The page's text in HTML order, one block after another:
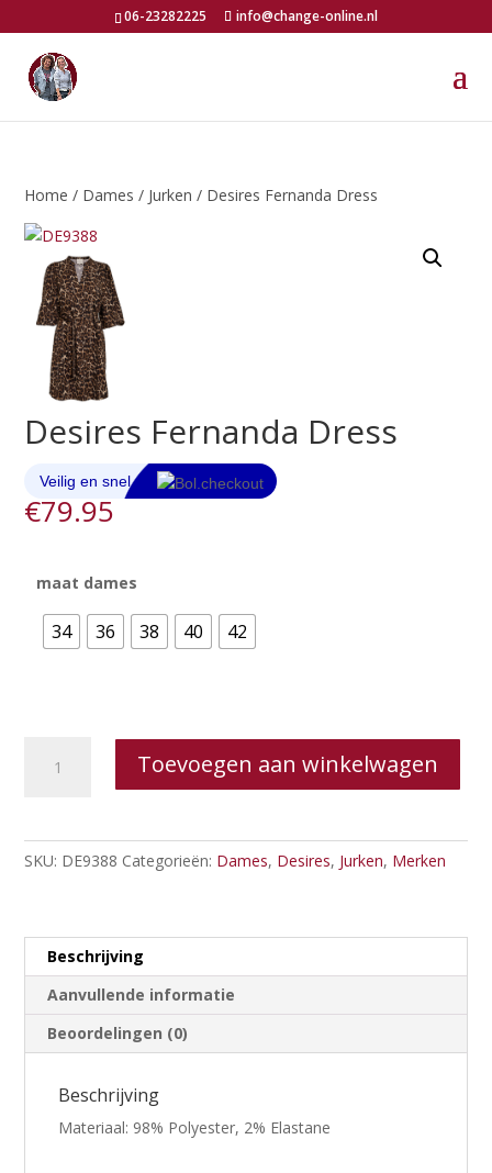
06-23282225 info@change-online.nl
Home / Dames / Jurken / Desires Fernanda Dress
Desires Fernanda Dress
€79.95
maat dames
34 36 38 40 42
Fernanda
Toevoegen aan winkelwagen
SKU: DE9388 Categorieën: Dames, Desires, Jurken, Merken
Beschrijving
Aanvullende informatie
Beoordelingen (0)
Beschrijving
Materiaal: 98% Polyester, 2% Elastane